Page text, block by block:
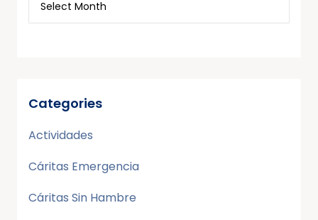
Categories
Actividades
Cáritas Emergencia
Cáritas Sin Hambre